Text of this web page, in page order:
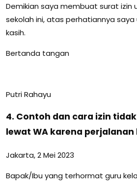
Demikian saya membuat surat izin
sekolah ini, atas perhatiannya
kasih.
Bertanda tangan
Putri Rahayu
4. Contoh dan cara izin
lewat WA karena
Jakarta, 2 Mei 2023
Bapak/Ibu yang terhormat guru